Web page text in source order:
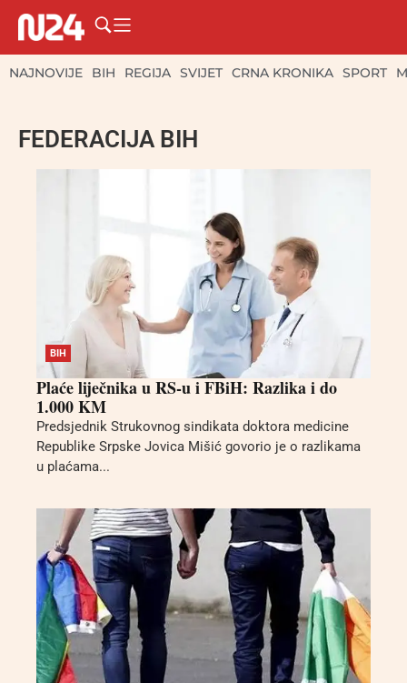
NAJNOVIJE BIH REGIJA SVIJET CRNA KRONIKA SPORT
FEDERACIJA BIH
BIH
Plaće liječnika u RS-u i FBiH: Razlika i do
1.000 KM
Predsjednik Strukovnog sindikata doktora medicine
Republike Srpske Jovica Mišić govorio je o razlikama
u plaćama...